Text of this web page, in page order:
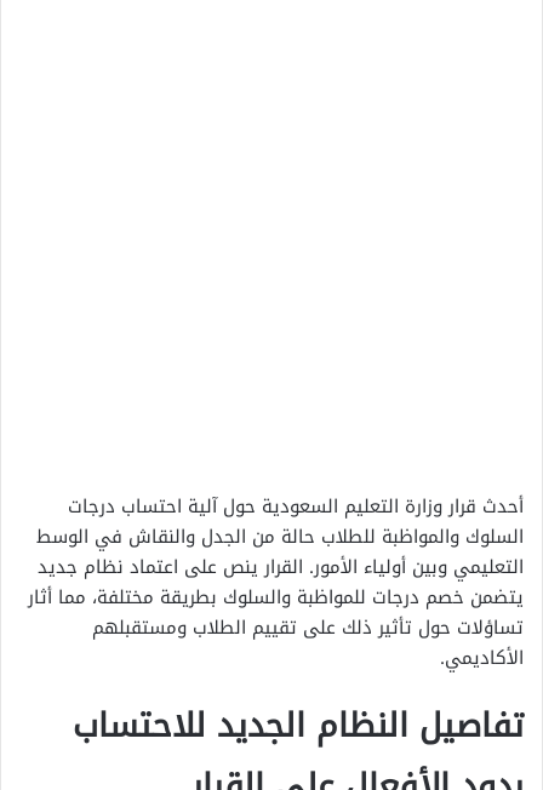
أحدث قرار وزارة التعليم السعودية حول آلية احتساب درجات
السلوك والمواظبة للطلاب حالة من الجدل والنقاش في الوسط
التعليمي وبين أولياء الأمور. القرار ينص على اعتماد نظام جديد
يتضمن خصم درجات للمواظبة والسلوك بطريقة مختلفة، مما أثار
تساؤلات حول تأثير ذلك على تقييم الطلاب ومستقبلهم
الأكاديمي.
تفاصيل النظام الجديد للاحتساب